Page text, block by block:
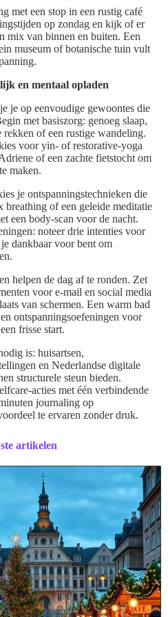
met een stop in een rustig café
op zondag en kijk of er
mix van binnen en buiten. Een
museum of botanische tuin vult
en mentaal opladen
je op eenvoudige gewoontes die
met basiszorg: genoeg slaap,
rekken of een rustige wandeling.
voor yin- of restorative-yoga
of een zachte fietstocht om
maken.
je ontspanningstechnieken die
of een geleide meditatie
een body-scan voor de nacht.
noteer drie intenties voor
dankbaar voor bent om
helpen de dag af te ronden. Zet
voor e-mail en social media
van schermen. Een warm bad
ontspanningsoefeningen voor
frisse start.
is: huisartsen,
en Nederlandse digitale
structurele steun bieden.
acties met één verbindende
journaling op
te ervaren zonder druk.
artikelen